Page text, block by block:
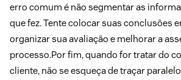
erro comum é não segmentar as
que fez. Tente colocar suas conclusões
organizar sua avaliação e melhorar a
processo.Por fim, quando for tratar do
cliente, não se esqueça de traçar